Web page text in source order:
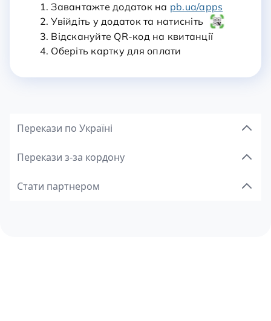
1. Завантажте додаток на pb.ua/apps
2. Увійдіть у додаток та натисніть
3. Відскануйте QR-код на квитанції
4. Оберіть картку для оплати
Перекази по Україні
Перекази з-за кордону
Стати партнером